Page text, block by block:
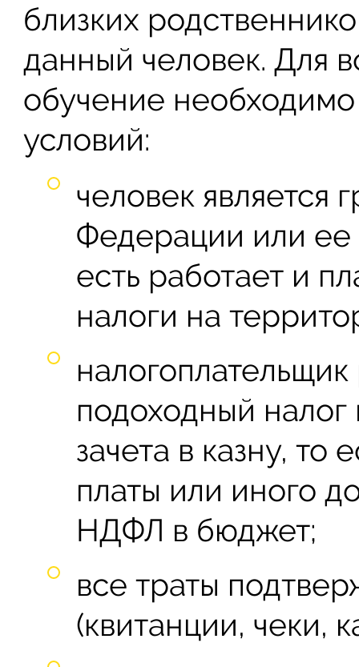
близких
данный человек. Для
обучение
условий:
человек является
Федерации или ее
есть работает и
налоги на
подоходный
зачета в казну, то
платы или иного
НДФЛ в бюджет;
все траты
(квитанции, чеки,